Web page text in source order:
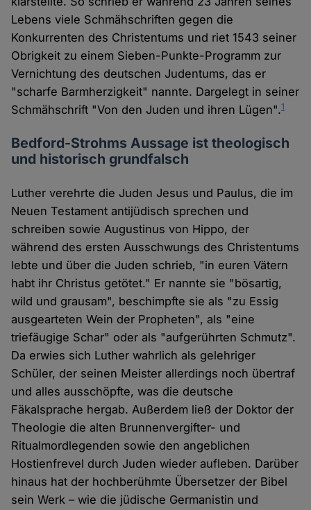
Lebens viele Schmähschriften gegen die
Konkurrenten des Christentums und riet 1543 seiner
Obrigkeit zu einem Sieben-Punkte-Programm zur
Vernichtung des deutschen Judentums, das er
"scharfe Barmherzigkeit" nannte. Dargelegt in seiner
Schmähschrift "Von den Juden und ihren Lügen".1
Bedford-Strohms Aussage ist theologisch
und historisch grundfalsch
Luther verehrte die Juden Jesus und Paulus, die im
Neuen Testament antijüdisch sprechen und
schreiben sowie Augustinus von Hippo, der
während des ersten Ausschwungs des Christentums
lebte und über die Juden schrieb, "in euren Vätern
habt ihr Christus getötet." Er nannte sie "bösartig,
wild und grausam", beschimpfte sie als "zu Essig
ausgearteten Wein der Propheten", als "eine
triefäugige Schar" oder als "aufgerührten Schmutz".
Da erwies sich Luther wahrlich als gelehriger
Schüler, der seinen Meister allerdings noch übertraf
und alles ausschöpfte, was die deutsche
Fäkalsprache hergab. Außerdem ließ der Doktor der
Theologie die alten Brunnenvergifter- und
Ritualmordlegenden sowie den angeblichen
Hostienfrevel durch Juden wieder aufleben. Darüber
hinaus hat der hochberühmte Übersetzer der Bibel
sein Werk – wie die jüdische Germanistin und